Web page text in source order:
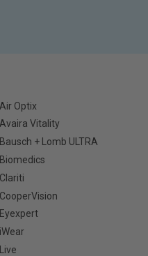
Air Optix
Avaira Vitality
Bausch + Lomb ULTRA
Biomedics
Clariti
CooperVision
Eyexpert
iWear
Live